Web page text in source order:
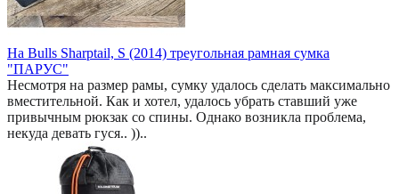
На Bulls Sharptail, S (2014) треугольная рамная сумка
"ПАРУС"
Несмотря на размер рамы, сумку удалось сделать максимально
вместительной. Как и хотел, удалось убрать ставший уже
привычным рюкзак со спины. Однако возникла проблема,
некуда девать гуся.. ))..